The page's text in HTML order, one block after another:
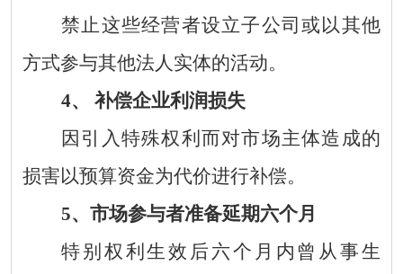
禁止这些经营者设立子公司或以其他
方式参与其他法人实体的活动。
4、 补偿企业利润损失
因引入特殊权利而对市场主体造成的
损害以预算资金为代价进行补偿。
5、市场参与者准备延期六个月
特别权利生效后六个月内曾从事生